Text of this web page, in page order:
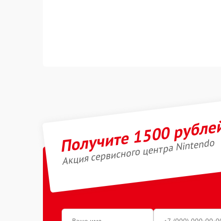
Получите 1500
Акция сервисного центра Nintendo